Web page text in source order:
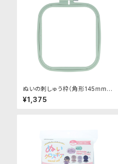
ぬいの刺しゅう枠（角形145mm×1
65mm）｜清原株式会社
¥1,375